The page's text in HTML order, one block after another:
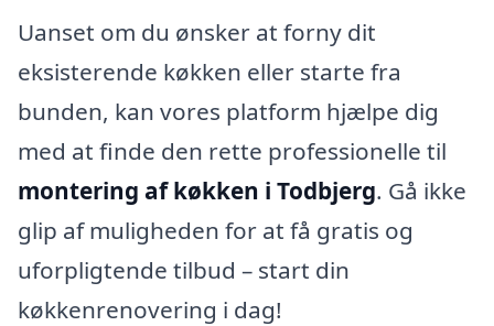
Uanset om du ønsker at forny dit
eksisterende køkken eller starte fra
bunden, kan vores platform hjælpe dig
med at finde den rette professionelle til
montering af køkken i Todbjerg. Gå ikke
glip af muligheden for at få gratis og
uforpligtende tilbud – start din
køkkenrenovering i dag!